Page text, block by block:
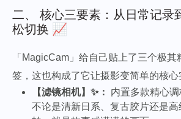
二、 核心三要素：从日常记录
松切换 📈
「MagicCam」给自己贴上了三个极
签，这也构成了它让摄影变简单的核心
【滤镜相机】✨：
内置多款精心调
不论是清新日系、复古胶片还是